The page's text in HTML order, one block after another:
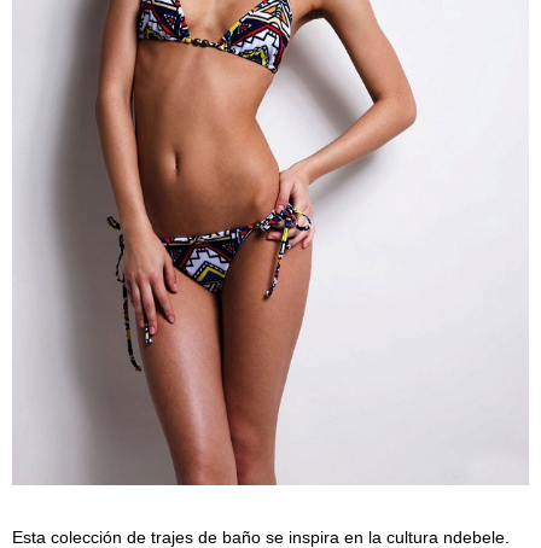
Esta colección de trajes de baño se inspira en la cultura ndebele.